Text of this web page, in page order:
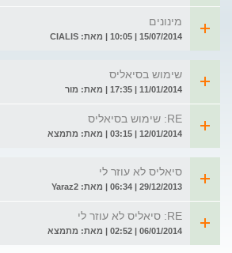
מינונים
15/07/2014 | 10:05 | מאת: CIALIS
שימוש בסיאליס
11/01/2014 | 17:35 | מאת: מור
RE: שימוש בסיאליס
12/01/2014 | 03:15 | מאת: מתמצא
סיאליס לא עוזר לי
29/12/2013 | 06:34 | מאת: Yaraz2
RE: סיאליס לא עוזר לי
06/01/2014 | 02:52 | מאת: מתמצא